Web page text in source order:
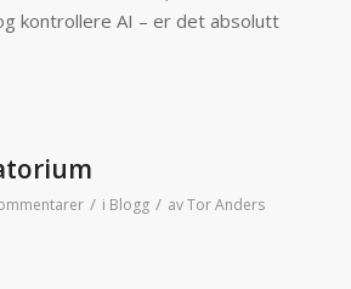
kontrollere AI – er det absolutt
/ i Blogg / avTor Anders